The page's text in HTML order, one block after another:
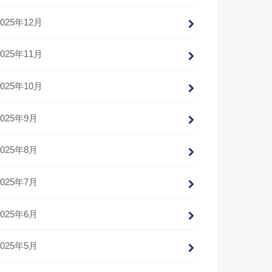
年12月
年11月
年10月
年9月
年8月
年7月
年6月
年5月